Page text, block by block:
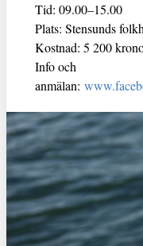
Tid: 09.00–15.00
Plats: Stensunds
Kostnad: 5 200
Info och
anmälan: